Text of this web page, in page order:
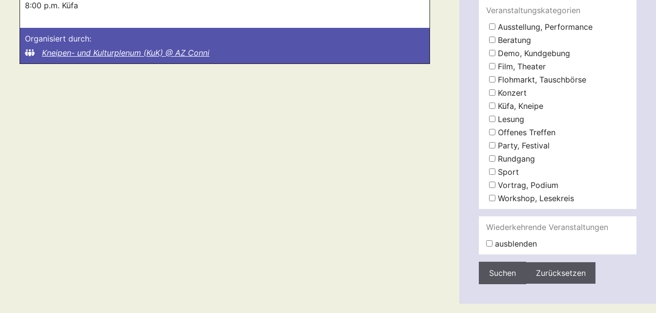
8:00 p.m. Küfa
Organisiert durch:
Kneipen- und Kulturplenum (KuK) @ AZ Conni
Veranstaltungskategorien
Ausstellung, Performance
Beratung
Demo, Kundgebung
Film, Theater
Flohmarkt, Tauschbörse
Konzert
Küfa, Kneipe
Lesung
Offenes Treffen
Party, Festival
Rundgang
Sport
Vortrag, Podium
Workshop, Lesekreis
Wiederkehrende Veranstaltungen
ausblenden
Zurücksetzen